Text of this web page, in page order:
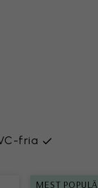
fria
MEST